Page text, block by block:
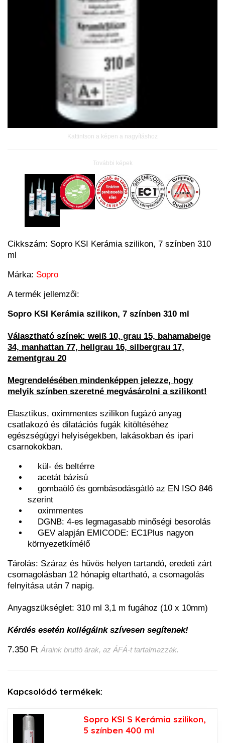
Kattintson a képen a nagyításhoz
További képek
Cikkszám: Sopro KSI Kerámia szilikon, 7 színben 310
ml
Márka: Sopro
A termék jellemzői:
Sopro KSI Kerámia szilikon, 7 színben 310 ml
Választható színek: weiß 10, grau 15, bahamabeige
34, manhattan 77, hellgrau 16, silbergrau 17,
zementgrau 20
Megrendelésében mindenképpen jelezze, hogy
melyik színben szeretné megvásárolni a szilikont!
Elasztikus, oximmentes szilikon fugázó anyag
csatlakozó és dilatációs fugák kitöltéséhez
egészségügyi helyiségekben, lakásokban és ipari
csarnokokban.
kül- és beltérre
acetát bázisú
gombaölő és gombásodásgátló az EN ISO 846
szerint
oximmentes
DGNB: 4-es legmagasabb minőségi besorolás
GEV alapján EMICODE: EC1Plus nagyon
környezetkímélő
Tárolás: Száraz és hűvös helyen tartandó, eredeti zárt
csomagolásban 12 hónapig eltartható, a csomagolás
felnyitása után 7 napig.
Anyagszükséglet: 310 ml 3,1 m fugához (10 x 10mm)
Kérdés esetén kollégáink szívesen segítenek!
7.350 Ft Áraink bruttó árak, az ÁFÁ-t tartalmazzák.
Kapcsolódó termékek:
Sopro KSI S Kerámia szilikon,
5 színben 400 ml